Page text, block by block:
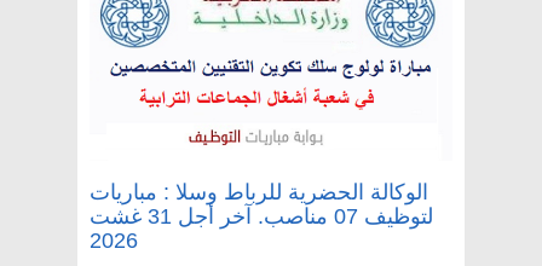
الوكالة الحضرية للرباط وسلا : مباريات
لتوظيف 07 مناصب. آخر أجل 31 غشت
2026